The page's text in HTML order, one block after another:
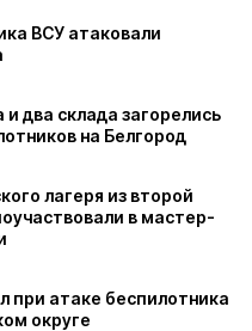
ВСУ атаковали
два склада загорелись
на Белгород
лагеря из второй
в мастер-
при атаке беспилотника
округе